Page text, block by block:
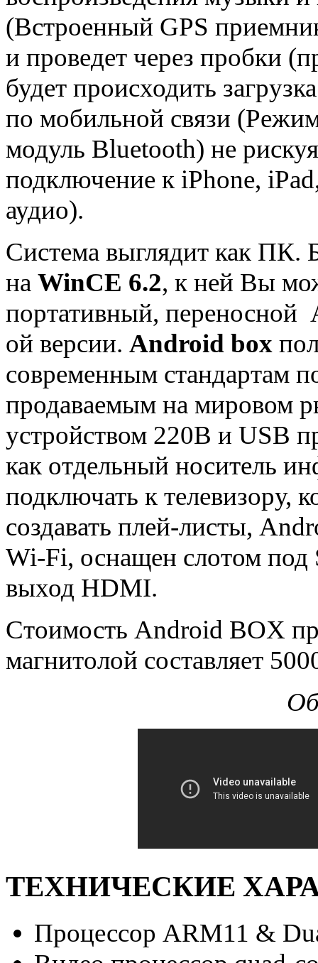
(Встроенный GPS
и проведет через пробки
будет происходить
по мобильной связи
модуль Bluetooth) не
подключение к iPhone,
аудио).
Система выглядит как ПК.
на WinCE 6.2, к ней Вы
портативный,
ой версии. Android box
современным стандартам
продаваемым на мировом
устройством 220В и USB
как отдельный носитель
подключать к телевизору,
создавать плей-листы,
Wi-Fi, оснащен слотом под
выход HDMI.
Стоимость Android BOX
магнитолой составляет
ТЕХНИЧЕСКИЕ
Процессор ARM11 &